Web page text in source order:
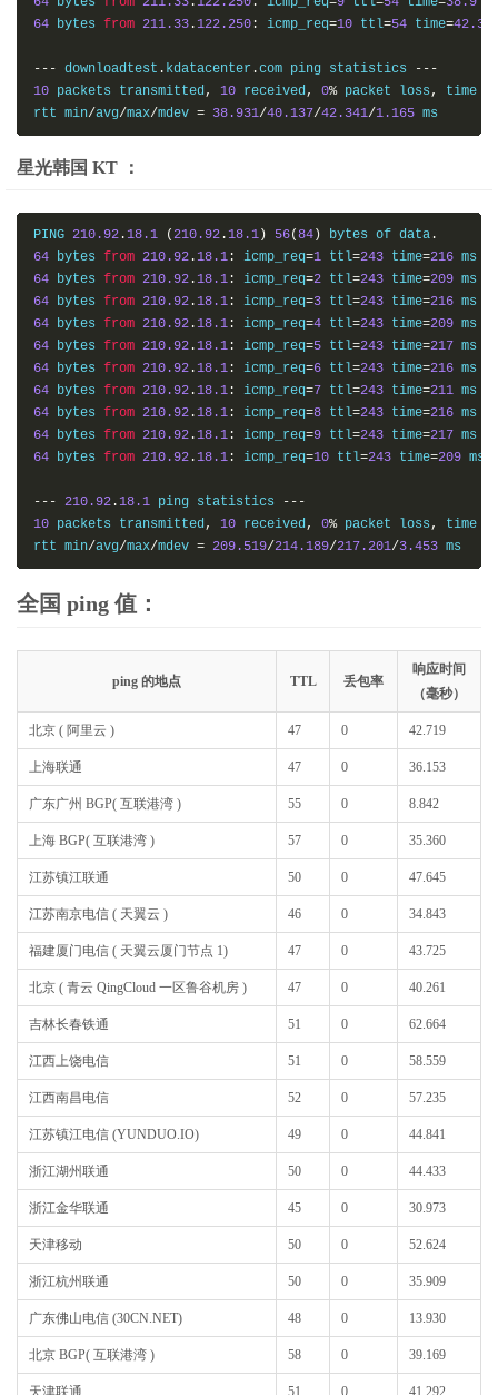
64 bytes from 211.33 . 122.250 : icmp_req=10 ttl=54 time=42.3
--- downloadtest . kdatacenter .com ping statistics
---
10 packets transmitted, 10 received, 0% packet loss , time
rtt min/avg/max/mdev = 38.931/40.137/42.341/1.165 ms
星光韩国 KT ：
PING 210.92 . 18.1 (210.92 . 18.1 ) 56(84 ) bytes of data .
64 bytes from 210.92 . 18.1 : icmp_req=1 ttl=243 time=216
64 bytes from 210.92 . 18.1 : icmp_req=2 ttl=243 time=209
64 bytes from 210.92 . 18.1 : icmp_req=3 ttl=243 time=216
64 bytes from 210.92 . 18.1 : icmp_req=4 ttl=243 time=209
64 bytes from 210.92 . 18.1 : icmp_req=5 ttl=243 time=217
64 bytes from 210.92 . 18.1 : icmp_req=6 ttl=243 time=216
64 bytes from 210.92 . 18.1 : icmp_req=7 ttl=243 time=211
64 bytes from 210.92 . 18.1 : icmp_req=8 ttl=243 time=216
64 bytes from 210.92 . 18.1 : icmp_req=9 ttl=243 time=217
64 bytes from 210.92 . 18.1 : icmp_req=10 ttl=243 time=209 ms
--- 210.92 . 18.1 ping statistics
---
10 packets transmitted, 10 received, 0% packet loss , time
rtt min/avg/max/mdev = 209.519/214.189/217.201/3.453 ms
全国 ping 值：
ping 的地点 TTL 丢包率
响应时间
（毫秒）
北京 ( 阿里云 ) 47 0 42.719
上海联通 47 0 36.153
广东广州 BGP( 互联港湾 ) 55 0 8.842
上海 BGP( 互联港湾 ) 57 0 35.360
江苏镇江联通 50 0 47.645
江苏南京电信 ( 天翼云 ) 46 0 34.843
福建厦门电信 ( 天翼云厦门节点 1) 47 0 43.725
北京 ( 青云 QingCloud 一区鲁谷机房 ) 47 0 40.261
吉林长春铁通 51 0 62.664
江西上饶电信 51 0 58.559
江西南昌电信 52 0 57.235
江苏镇江电信 (YUNDUO.IO) 49 0 44.841
浙江湖州联通 50 0 44.433
浙江金华联通 45 0 30.973
天津移动 50 0 52.624
浙江杭州联通 50 0 35.909
广东佛山电信 (30CN.NET) 48 0 13.930
北京 BGP( 互联港湾 ) 58 0 39.169
天津联通 51 0 41.292